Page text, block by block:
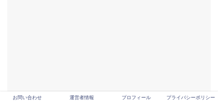
お問い合わせ 運営者情報 プロフィール プライバシーポリシー